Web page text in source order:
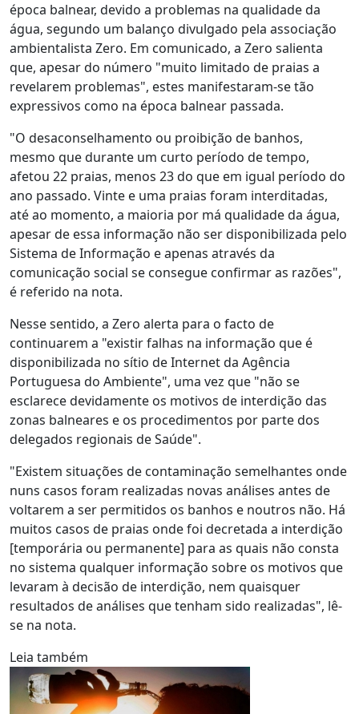
época balnear, devido a problemas na qualidade da
água, segundo um balanço divulgado pela associação
ambientalista Zero. Em comunicado, a Zero salienta
que, apesar do número "muito limitado de praias a
revelarem problemas", estes manifestaram-se tão
expressivos como na época balnear passada.
"O desaconselhamento ou proibição de banhos,
mesmo que durante um curto período de tempo,
afetou 22 praias, menos 23 do que em igual período do
ano passado. Vinte e uma praias foram interditadas,
até ao momento, a maioria por má qualidade da água,
apesar de essa informação não ser disponibilizada pelo
Sistema de Informação e apenas através da
comunicação social se consegue confirmar as razões",
é referido na nota.
Nesse sentido, a Zero alerta para o facto de
continuarem a "existir falhas na informação que é
disponibilizada no sítio de Internet da Agência
Portuguesa do Ambiente", uma vez que "não se
esclarece devidamente os motivos de interdição das
zonas balneares e os procedimentos por parte dos
delegados regionais de Saúde".
"Existem situações de contaminação semelhantes onde
nuns casos foram realizadas novas análises antes de
voltarem a ser permitidos os banhos e noutros não. Há
muitos casos de praias onde foi decretada a interdição
[temporária ou permanente] para as quais não consta
no sistema qualquer informação sobre os motivos que
levaram à decisão de interdição, nem quaisquer
resultados de análises que tenham sido realizadas", lê-
se na nota.
Leia também